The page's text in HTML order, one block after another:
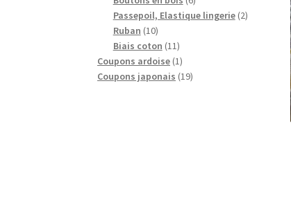
produits
Passepoil, Elastique lingerie 22
Ruban 1010
produits
Biais coton 1111
produits
Coupons ardoise 11
produit
Coupons japonais 1919